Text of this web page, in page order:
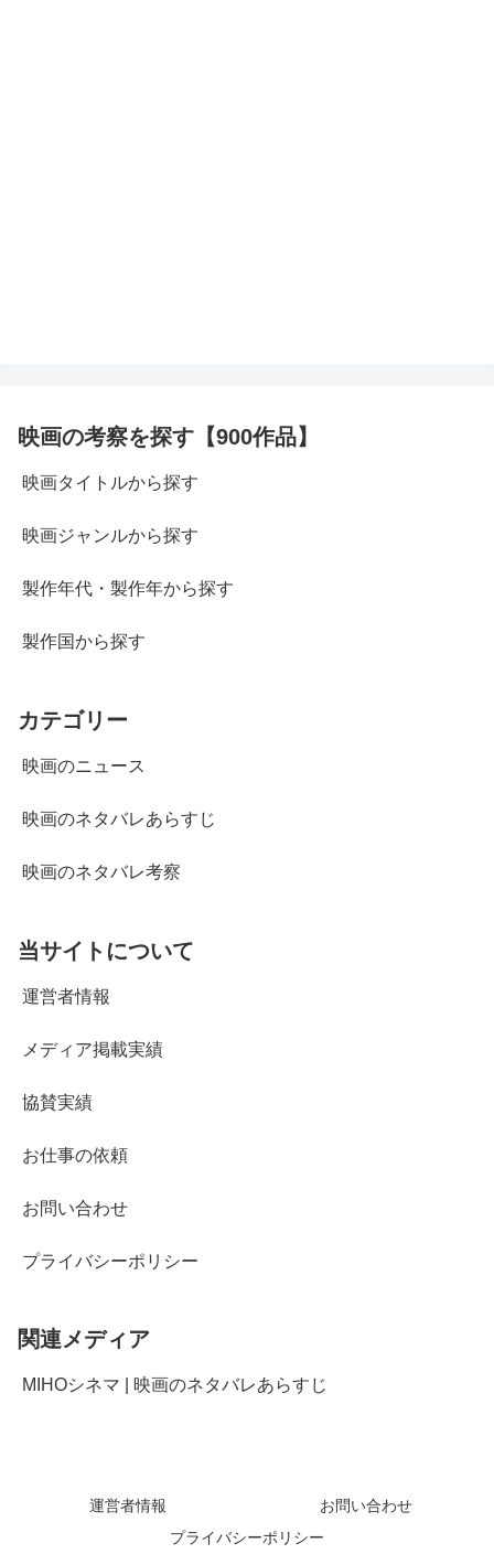
映画の考察を探す【900作品】
映画タイトルから探す
映画ジャンルから探す
製作年代・製作年から探す
製作国から探す
カテゴリー
映画のニュース
映画のネタバレあらすじ
映画のネタバレ考察
当サイトについて
運営者情報
メディア掲載実績
協賛実績
お仕事の依頼
お問い合わせ
プライバシーポリシー
関連メディア
MIHOシネマ | 映画のネタバレあらすじ
運営者情報
お問い合わせ
プライバシーポリシー